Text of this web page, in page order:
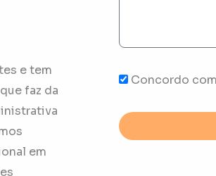
e tem
faz da
em
Concordo